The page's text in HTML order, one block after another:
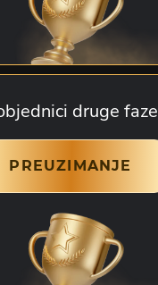
druge faze
PREUZIMANJE